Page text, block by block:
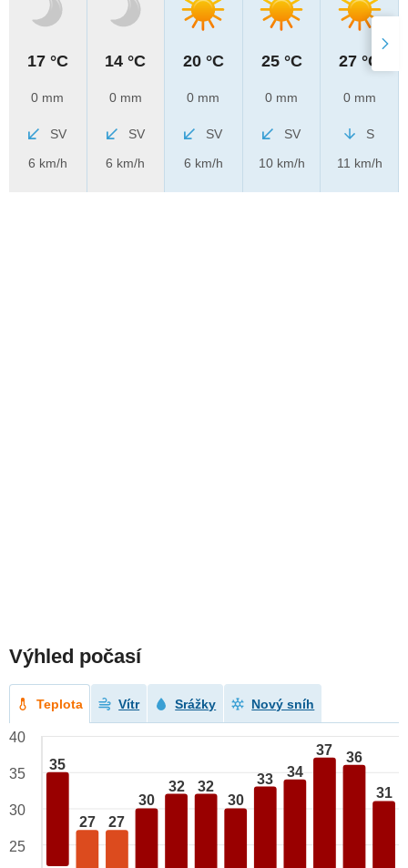
17 °C
0 mm
SV
6 km/h
14 °C
0 mm
SV
6 km/h
20 °C
0 mm
SV
6 km/h
25 °C
0 mm
SV
10 km/h
27 °C
0 mm
S
11 km/h
Výhled počasí
Teplota Vítr Srážky Nový sníh
35
27 27
30
32 32
30
33 34
37 36
31
40
35
30
25